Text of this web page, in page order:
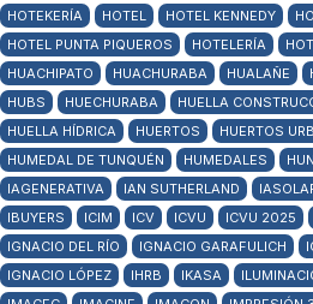
HOTEKERÍA
HOTEL HOTEL KENNEDY
HOTEL PUNTA PIQUEROS
HOTELERÍA
HUACHIPATO
HUACHURABA HUALAÑE
HUBS
HUECHURABA HUELLA
HUELLA HÍDRICA
HUERTOS HUERTOS
HUMEDAL DE TUNQUÉN
HUMEDALES
IAGENERATIVA
IAN SUTHERLAND
IBUYERS
ICIM ICV ICVU ICVU 2025
IGNACIO DEL RÍO
IGNACIO GARAFULICH
IGNACIO LÓPEZ
IHRB IKASA